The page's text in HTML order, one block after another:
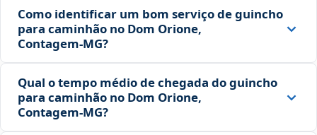
Como identificar um bom serviço de guincho
para caminhão no Dom Orione,
Contagem‑MG?
Qual o tempo médio de chegada do guincho
para caminhão no Dom Orione,
Contagem‑MG?